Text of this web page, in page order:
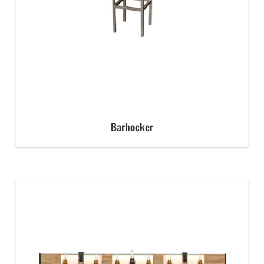
Barhocker